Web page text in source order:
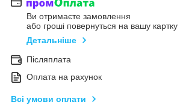
Ви отримаєте замовлення
або гроші повернуться на вашу картку
Детальніше
Післяплата
Оплата на рахунок
Всі умови оплати